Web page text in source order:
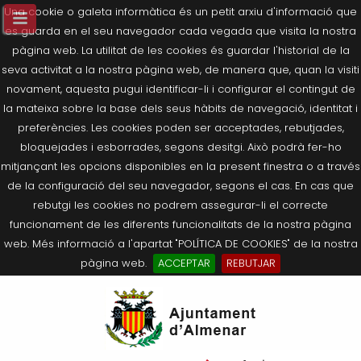
Una cookie o galeta informàtica és un petit arxiu d'informació que
es guarda en el seu navegador cada vegada que visita la nostra
pàgina web. La utilitat de les cookies és guardar l'historial de la
seva activitat a la nostra pàgina web, de manera que, quan la visiti
novament, aquesta pugui identificar-li i configurar el contingut de
la mateixa sobre la base dels seus hàbits de navegació, identitat i
preferències. Les cookies poden ser acceptades, rebutjades,
bloquejades i esborrades, segons desitgi. Això podrà fer-ho
mitjançant les opcions disponibles en la present finestra o a través
de la configuració del seu navegador, segons el cas. En cas que
rebutgi les cookies no podrem assegurar-li el correcte
funcionament de les diferents funcionalitats de la nostra pàgina
web. Més informació a l'apartat "POLÍTICA DE COOKIES" de la nostra
pàgina web.
ACCEPTAR
REBUTJAR
Salutació de l’Alcaldessa
Composició Consistori
Agricultura, Ramaderia i Medi
Què és la Seu Electrònica?
Últimes publicacions